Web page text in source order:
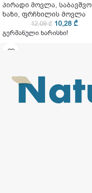
პირადი მოვლა, საბავშვო
ხაზი, ფრჩხილის მოვლა
12,09₾ 10,28 ₾
გერმანული ხარისხი!